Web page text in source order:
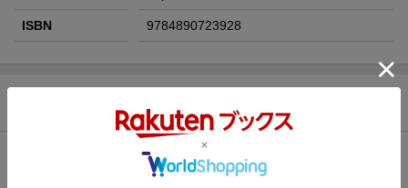
ISBN 9784890723928